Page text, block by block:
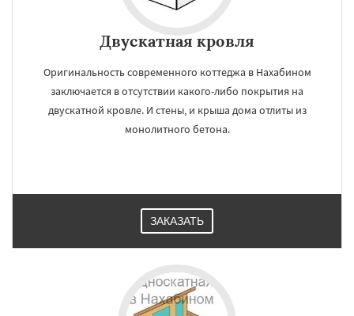
Двускатная кровля
Оригинальность современного коттеджа в Нахабином
заключается в отсутствии какого-либо покрытия на
двускатной кровле. И стены, и крыша дома отлиты из
монолитного бетона.
ЗАКАЗАТЬ